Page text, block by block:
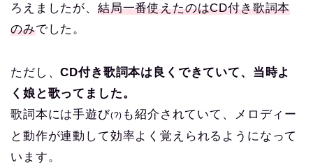
ろえましたが、 結局一番使えたのはCD付き歌詞本
のみでした。
ただし、CD付き歌詞本は良くできていて、当時よ
く娘と歌ってました。
歌詞本には手遊び(?) も紹介されていて、メロディー
と動作が連動して効率よく覚えられるようになって
います。